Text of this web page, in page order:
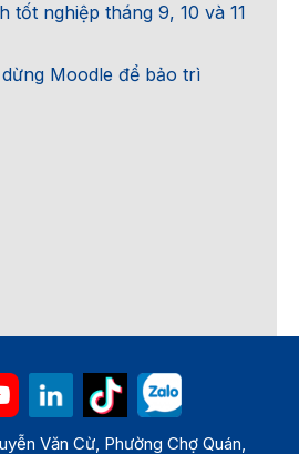
tốt nghiệp tháng 9, 10 và 11
Moodle để bảo trì
Văn Cừ, Phường Chợ Quán,